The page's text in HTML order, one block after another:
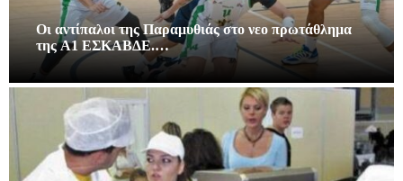
Οι αντίπαλοι της Παραμυθιάς στο νεο πρωτάθλημα
της A1 ΕΣΚΑΒΔΕ.…